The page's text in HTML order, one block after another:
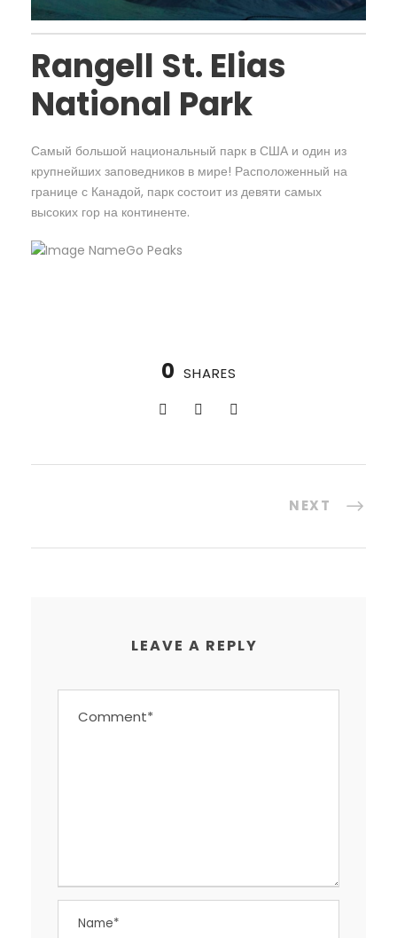
Rangell St. Elias
National Park
Самый большой национальный парк в США и один из
крупнейших заповедников в мире! Расположенный на
границе с Канадой, парк состоит из девяти самых
высоких гор на континенте.
0 SHARES
NEXT
LEAVE A REPLY